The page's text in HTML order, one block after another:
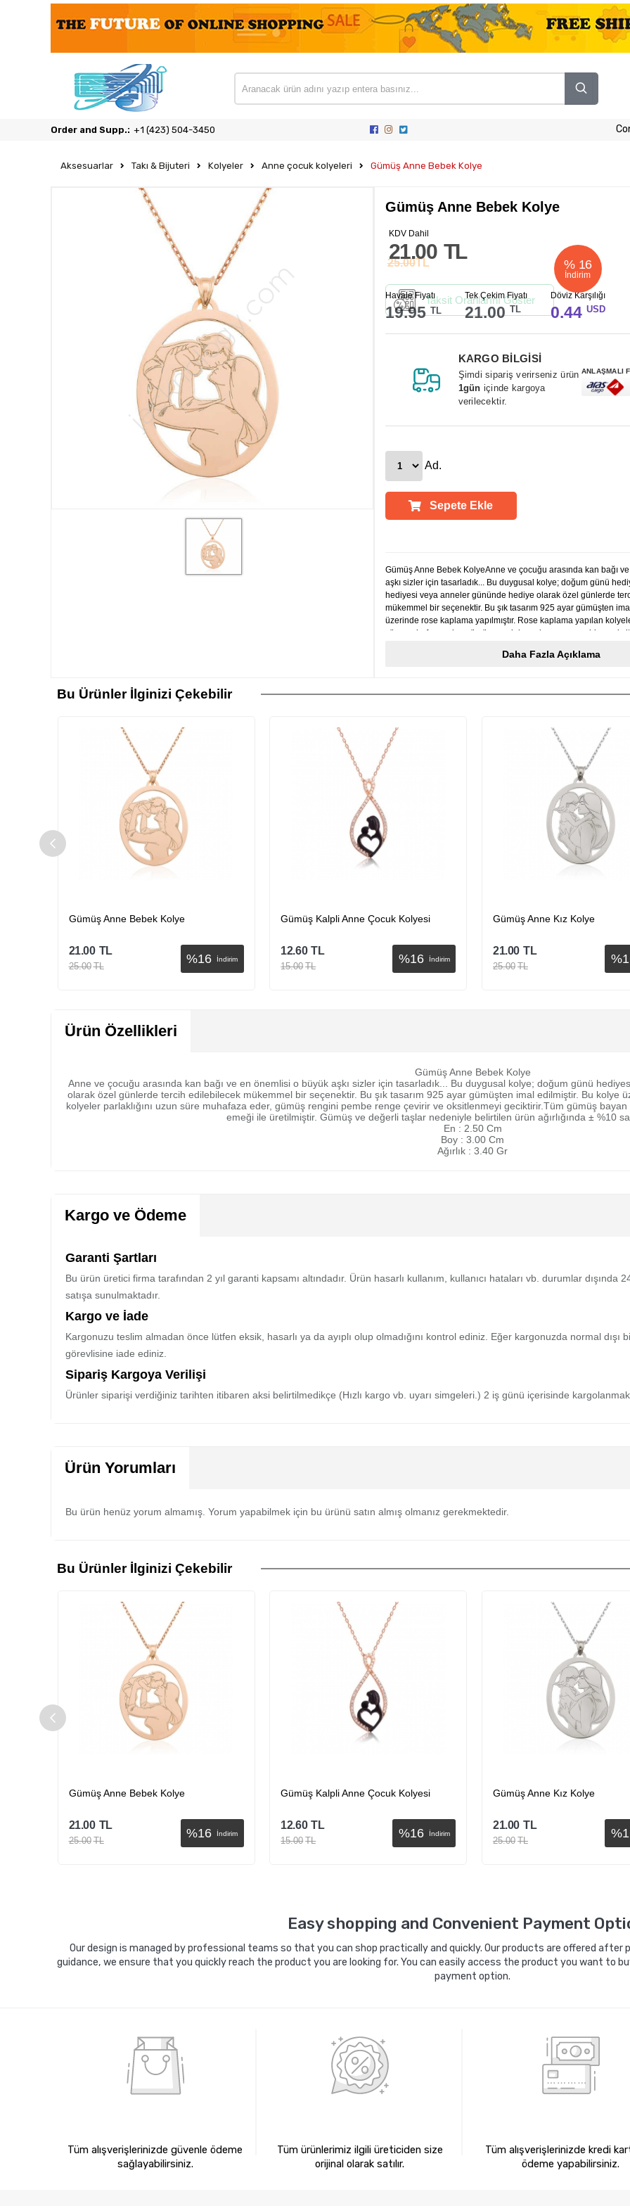
Order and Supp.: ‎+1 (423) 504-3450
Aksesuarlar Takı & Bijuteri Kolyeler Anne çocuk kolyeleri ​Gümüş Anne Bebek Kolye
​Gümüş Anne Bebek Kolye
% 16
İndirim
25.00TL
21.00 TL
KDV Dahil
Havale Fiyatı
19.95 TL
Tek Çekim Fiyatı
21.00 TL
Döviz Karşılığı
0.44 USD
Taksit Oranlarını Göster
KARGO BİLGİSİ
Şimdi sipariş verirseniz ürün
1gün içinde kargoya
verilecektir.
ANLAŞMALI
Ad.
Sepete Ekle
Gümüş Anne Bebek KolyeAnne ve çocuğu arasında kan bağı
aşkı sizler için tasarladık... Bu duygusal kolye; doğum günü
hediyesi veya anneler gününde hediye olarak özel günlerde
mükemmel bir seçenektir. Bu şık tasarım 925 ayar gümüşten
üzerinde rose kaplama yapılmıştır. Rose kaplama yapılan
süre muhafaza eder, gümüş rengini pembe renge çevirir ve
üretilmiştir. Gümüş ve değerli taşlar nedeniyle belirtilen ürün
Daha Fazla Açıklama
Bu Ürünler İlginizi Çekebilir
​Gümüş Anne Bebek Kolye
%16 İndirim
21.00 TL
25.00 TL
Gümüş Kalpli Anne Çocuk Kolyesi
%16 İndirim
12.60 TL
15.00 TL
​Gümüş Anne Kız Kolye
%
21.00 TL
25.00 TL
Ürün Özellikleri
Gümüş Anne Bebek Kolye
Anne ve çocuğu arasında kan bağı ve en önemlisi o büyük aşkı sizler için tasarladık... Bu duygusal kolye; doğum günü
olarak özel günlerde tercih edilebilecek mükemmel bir seçenektir. Bu şık tasarım 925 ayar gümüşten imal edilmiştir. Bu kolye
kolyeler parlaklığını uzun süre muhafaza eder, gümüş rengini pembe renge çevirir ve oksitlenmeyi geciktirir.Tüm gümüş
emeği ile üretilmiştir. Gümüş ve değerli taşlar nedeniyle belirtilen ürün ağırlığında ± %10
En : 2.50 Cm
Boy : 3.00 Cm
Ağırlık : 3.40 Gr
Kargo ve Ödeme
Garanti Şartları
Bu ürün üretici firma tarafından 2 yıl garanti kapsamı altındadır. Ürün hasarlı kullanım, kullanıcı hataları vb. durumlar
satışa sunulmaktadır.
Kargo ve İade
Kargonuzu teslim almadan önce lütfen eksik, hasarlı ya da ayıplı olup olmadığını kontrol ediniz. Eğer kargonuzda normal
görevlisine iade ediniz.
Sipariş Kargoya Verilişi
Ürünler siparişi verdiğiniz tarihten itibaren aksi belirtilmedikçe (Hızlı kargo vb. uyarı simgeleri.) 2 iş günü içerisinde
Ürün Yorumları
Bu ürün henüz yorum almamış. Yorum yapabilmek için bu ürünü satın almış olmanız gerekmektedir.
Bu Ürünler İlginizi Çekebilir
​Gümüş Anne Bebek Kolye
%16 İndirim
21.00 TL
25.00 TL
Gümüş Kalpli Anne Çocuk Kolyesi
%16 İndirim
12.60 TL
15.00 TL
​Gümüş Anne Kız Kolye
%
21.00 TL
25.00 TL
Easy shopping and Convenient Payment
Our design is managed by professional teams so that you can shop practically and quickly. Our products are offered
guidance, we ensure that you quickly reach the product you are looking for. You can easily access the product you want to
payment option.
Tüm alışverişlerinizde güvenle ödeme
sağlayabilirsiniz.
Tüm ürünlerimiz ilgili üreticiden size
orijinal olarak satılır.
Tüm alışverişlerinizde kredi
ödeme yapabilirsiniz.